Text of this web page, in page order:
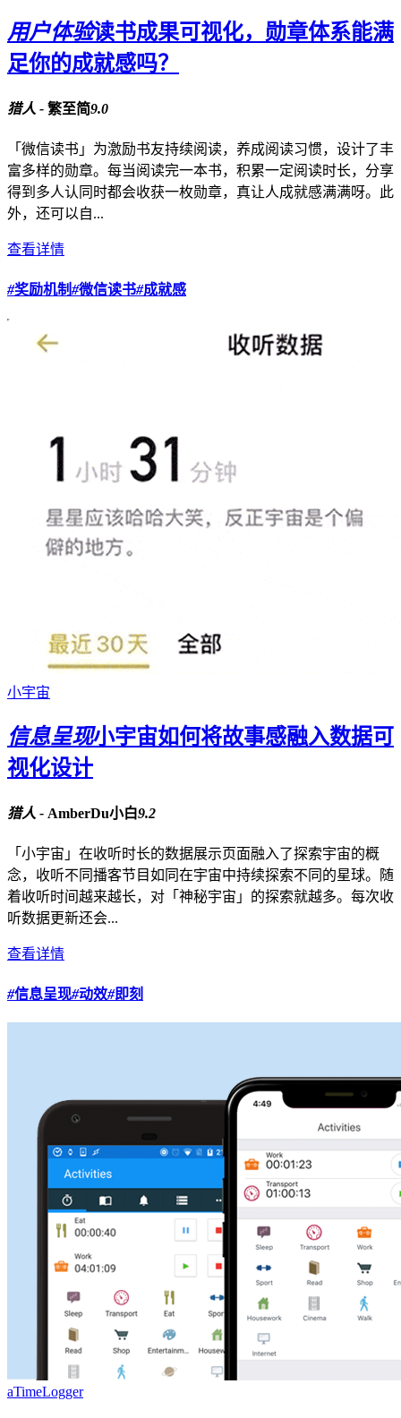
用户体验读书成果可视化，勋章体系能满
足你的成就感吗？
猎人 - 繁至简9.0
「微信读书」为激励书友持续阅读，养成阅读习惯，设计了丰
富多样的勋章。每当阅读完一本书，积累一定阅读时长，分享
得到多人认同时都会收获一枚勋章，真让人成就感满满呀。此
外，还可以自...
查看详情
#奖励机制#微信读书#成就感
小宇宙
信息呈现小宇宙如何将故事感融入数据可
视化设计
猎人 - AmberDu小白9.2
「小宇宙」在收听时长的数据展示页面融入了探索宇宙的概
念，收听不同播客节目如同在宇宙中持续探索不同的星球。随
着收听时间越来越长，对「神秘宇宙」的探索就越多。每次收
听数据更新还会...
查看详情
#信息呈现#动效#即刻
aTimeLogger